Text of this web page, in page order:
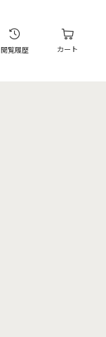
閲覧履歴 カート